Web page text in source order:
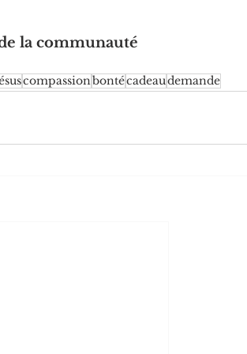
la communauté
compassionbontécadeaudemande